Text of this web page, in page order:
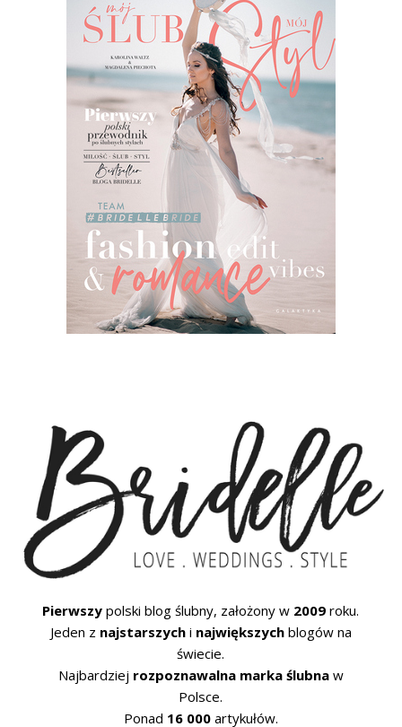
Pierwszy polski blog ślubny, założony w 2009 roku.
Jeden z najstarszychi największychblogów na
świecie.
Najbardziej rozpoznawalna marka ślubnaw
Polsce.
Ponad 16 000artykułów.